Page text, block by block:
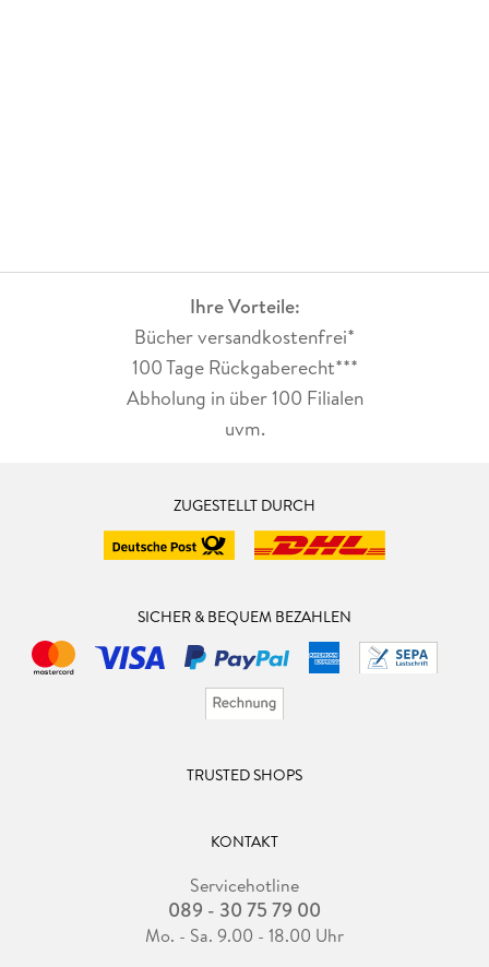
Ihre Vorteile:
Bücher versandkostenfrei*
100 Tage Rückgaberecht***
Abholung in über 100 Filialen
uvm.
ZUGESTELLT DURCH
SICHER & BEQUEM BEZAHLEN
TRUSTED SHOPS
KONTAKT
Servicehotline
089 - 30 75 79 00
Mo. - Sa. 9.00 - 18.00 Uhr